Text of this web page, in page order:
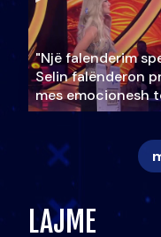
"Një falenderim
Selin falënderon
mes emocionesh
LAJME